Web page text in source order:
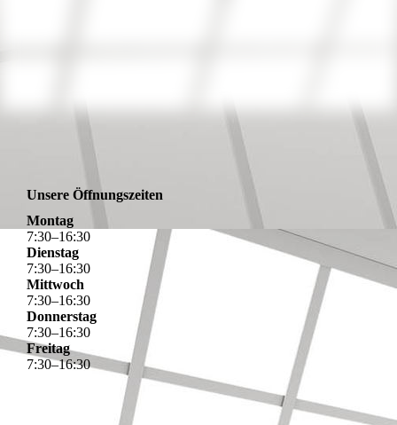
Unsere Öffnungszeiten
Montag
7:30–16:30
Dienstag
7:30–16:30
Mittwoch
7:30–16:30
Donnerstag
7:30–16:30
Freitag
7:30–16:30